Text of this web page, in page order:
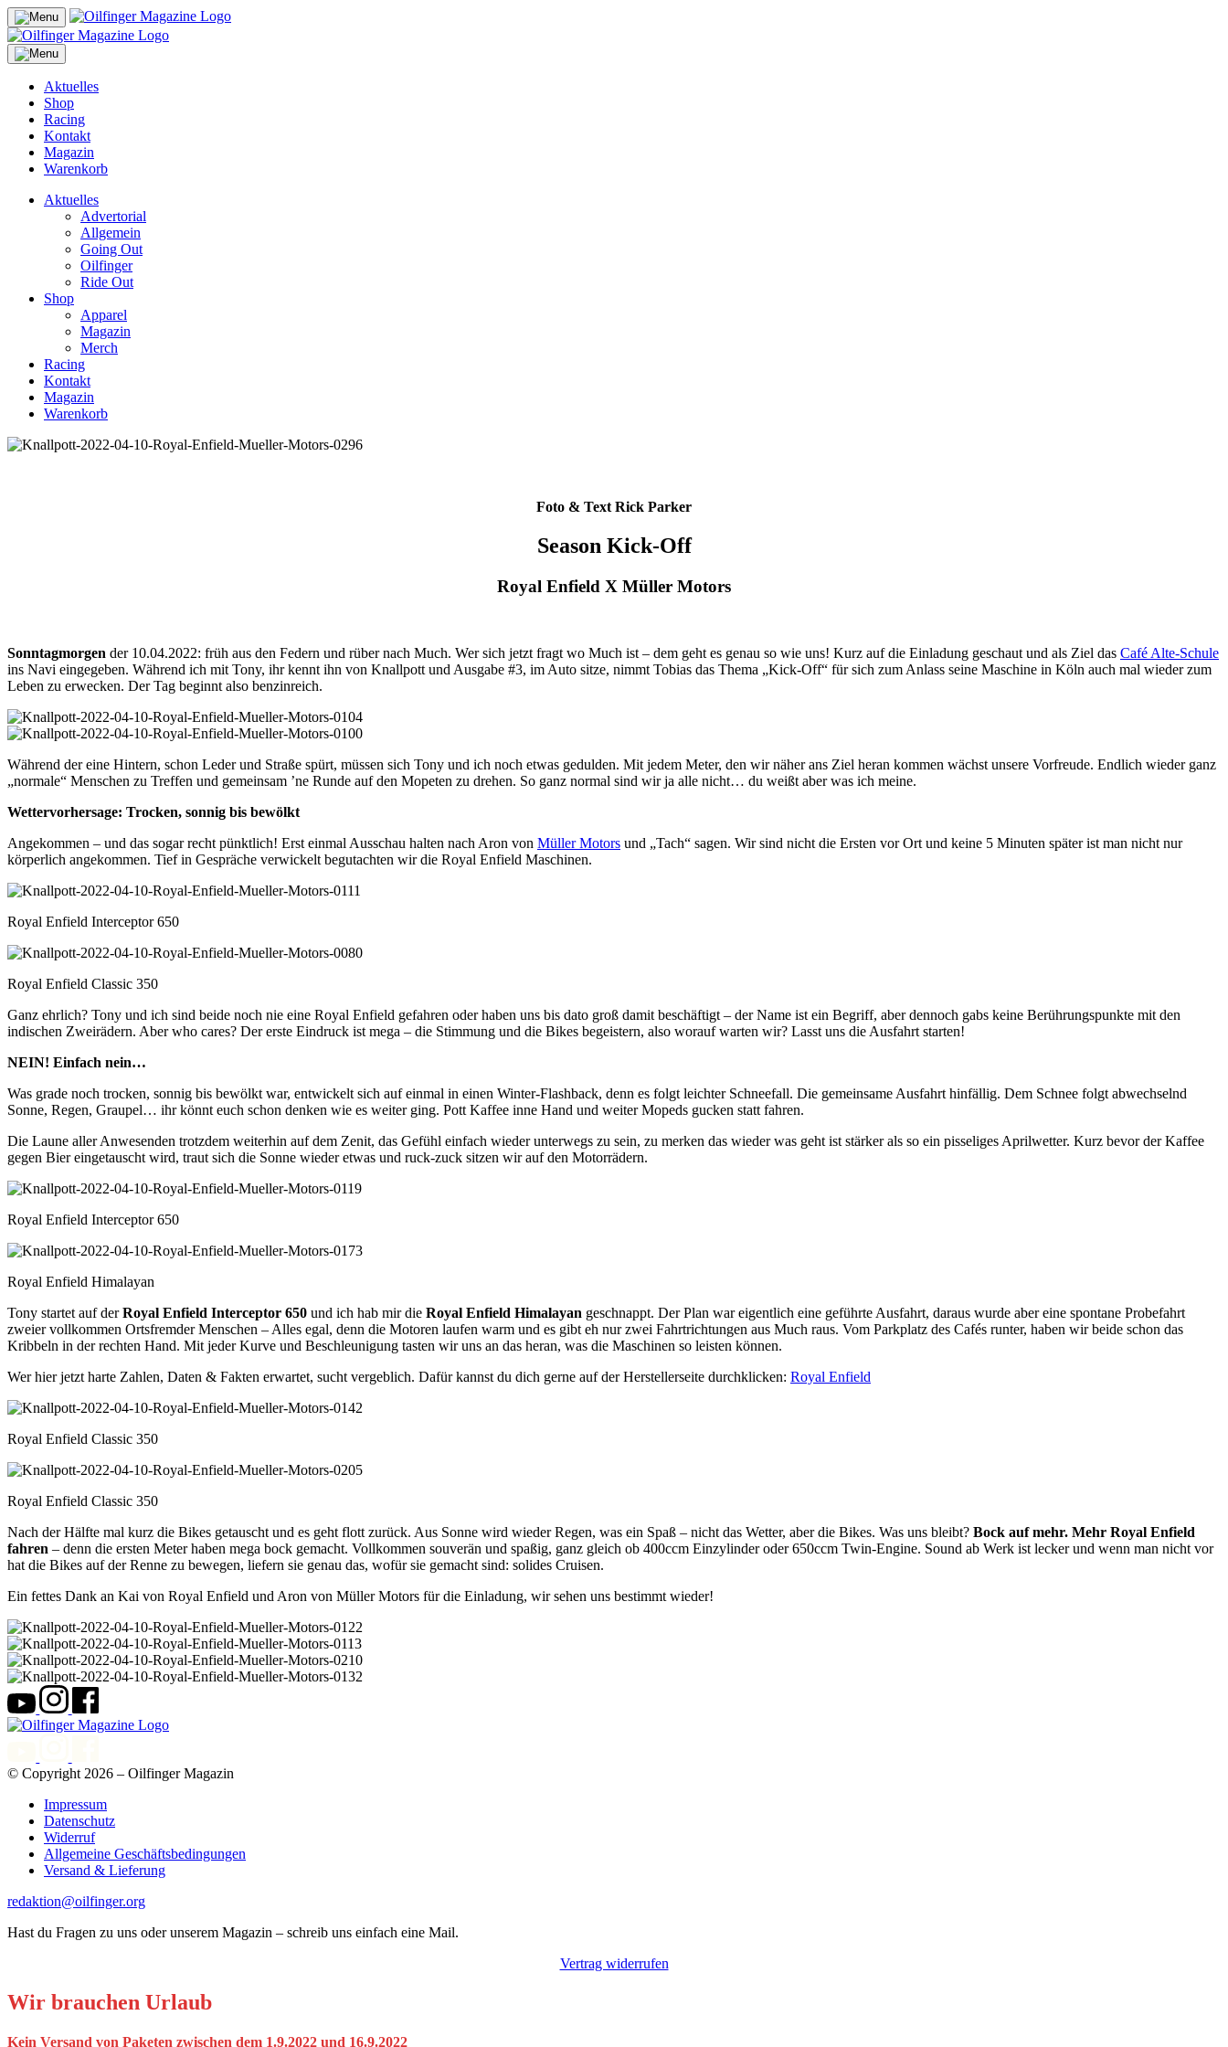
Aktuelles
Shop
Racing
Kontakt
Magazin
Warenkorb
Aktuelles
Advertorial
Allgemein
Going Out
Oilfinger
Ride Out
Shop
Apparel
Magazin
Merch
Racing
Kontakt
Magazin
Warenkorb
Foto & Text Rick Parker
Season Kick-Off
Royal Enfield X Müller Motors
Sonntagmorgen der 10.04.2022: früh aus den Federn und rüber nach Much. Wer sich jetzt fragt wo Much ist – dem geht es genau so wie uns! Kurz auf die Einladung geschaut und als Ziel das Café Alte-Schule
ins Navi eingegeben. Während ich mit Tony, ihr kennt ihn von Knallpott und Ausgabe #3, im Auto sitze, nimmt Tobias das Thema „Kick-Off“ für sich zum Anlass seine Maschine in Köln auch mal wieder zum
Leben zu erwecken. Der Tag beginnt also benzinreich.
Während der eine Hintern, schon Leder und Straße spürt, müssen sich Tony und ich noch etwas gedulden. Mit jedem Meter, den wir näher ans Ziel heran kommen wächst unsere Vorfreude. Endlich wieder ganz
„normale“ Menschen zu Treffen und gemeinsam ’ne Runde auf den Mopeten zu drehen. So ganz normal sind wir ja alle nicht… du weißt aber was ich meine.
Wettervorhersage: Trocken, sonnig bis bewölkt
Angekommen – und das sogar recht pünktlich! Erst einmal Ausschau halten nach Aron von Müller Motors und „Tach“ sagen. Wir sind nicht die Ersten vor Ort und keine 5 Minuten später ist man nicht nur
körperlich angekommen. Tief in Gespräche verwickelt begutachten wir die Royal Enfield Maschinen.
Royal Enfield Interceptor 650
Royal Enfield Classic 350
Ganz ehrlich? Tony und ich sind beide noch nie eine Royal Enfield gefahren oder haben uns bis dato groß damit beschäftigt – der Name ist ein Begriff, aber dennoch gabs keine Berührungspunkte mit den
indischen Zweirädern. Aber who cares? Der erste Eindruck ist mega – die Stimmung und die Bikes begeistern, also worauf warten wir? Lasst uns die Ausfahrt starten!
NEIN! Einfach nein…
Was grade noch trocken, sonnig bis bewölkt war, entwickelt sich auf einmal in einen Winter-Flashback, denn es folgt leichter Schneefall. Die gemeinsame Ausfahrt hinfällig. Dem Schnee folgt abwechselnd
Sonne, Regen, Graupel… ihr könnt euch schon denken wie es weiter ging. Pott Kaffee inne Hand und weiter Mopeds gucken statt fahren.
Die Laune aller Anwesenden trotzdem weiterhin auf dem Zenit, das Gefühl einfach wieder unterwegs zu sein, zu merken das wieder was geht ist stärker als so ein pisseliges Aprilwetter. Kurz bevor der Kaffee
gegen Bier eingetauscht wird, traut sich die Sonne wieder etwas und ruck-zuck sitzen wir auf den Motorrädern.
Royal Enfield Interceptor 650
Royal Enfield Himalayan
Tony startet auf derRoyal Enfield Interceptor 650 und ich hab mir die Royal Enfield Himalayan geschnappt. Der Plan war eigentlich eine geführte Ausfahrt, daraus wurde aber eine spontane Probefahrt
zweier vollkommen Ortsfremder Menschen – Alles egal, denn die Motoren laufen warm und es gibt eh nur zwei Fahrtrichtungen aus Much raus. Vom Parkplatz des Cafés runter, haben wir beide schon das
Kribbeln in der rechten Hand. Mit jeder Kurve und Beschleunigung tasten wir uns an das heran, was die Maschinen so leisten können.
Wer hier jetzt harte Zahlen, Daten & Fakten erwartet, sucht vergeblich. Dafür kannst du dich gerne auf der Herstellerseite durchklicken: Royal Enfield
Royal Enfield Classic 350
Royal Enfield Classic 350
Nach der Hälfte mal kurz die Bikes getauscht und es geht flott zurück. Aus Sonne wird wieder Regen, was ein Spaß – nicht das Wetter, aber die Bikes. Was uns bleibt? Bock auf mehr. Mehr Royal Enfield
fahren – denn die ersten Meter haben mega bock gemacht. Vollkommen souverän und spaßig, ganz gleich ob 400ccm Einzylinder oder 650ccm Twin-Engine. Sound ab Werk ist lecker und wenn man nicht vor
hat die Bikes auf der Renne zu bewegen, liefern sie genau das, wofür sie gemacht sind: solides Cruisen.
Ein fettes Dank an Kai von Royal Enfield und Aron von Müller Motors für die Einladung, wir sehen uns bestimmt wieder!
© Copyright 2026 – Oilfinger Magazin
Impressum
Datenschutz
Widerruf
Allgemeine Geschäftsbedingungen
Versand & Lieferung
redaktion@oilfinger.org
Hast du Fragen zu uns oder unserem Magazin – schreib uns einfach eine Mail.
Vertrag widerrufen
Wir brauchen Urlaub
Kein Versand von Paketen zwischen dem 1.9.2022 und 16.9.2022